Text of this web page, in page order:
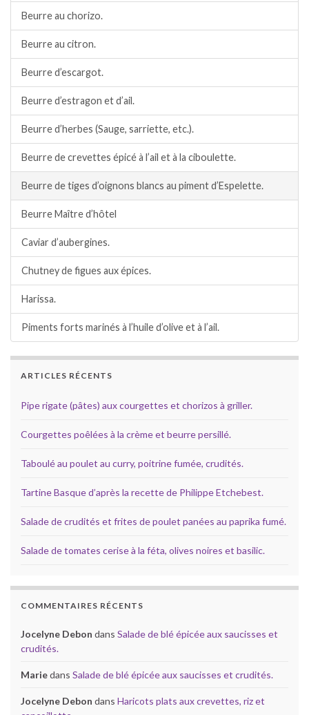
Beurre au chorizo.
Beurre au citron.
Beurre d’escargot.
Beurre d’estragon et d’ail.
Beurre d’herbes (Sauge, sarriette, etc.).
Beurre de crevettes épicé à l’ail et à la ciboulette.
Beurre de tiges d’oignons blancs au piment d’Espelette.
Beurre Maître d’hôtel
Caviar d’aubergines.
Chutney de figues aux épices.
Harissa.
Piments forts marinés à l’huile d’olive et à l’ail.
ARTICLES RÉCENTS
Pipe rigate (pâtes) aux courgettes et chorizos à griller.
Courgettes poêlées à la crème et beurre persillé.
Taboulé au poulet au curry, poitrine fumée, crudités.
Tartine Basque d’après la recette de Philippe Etchebest.
Salade de crudités et frites de poulet panées au paprika fumé.
Salade de tomates cerise à la féta, olives noires et basilic.
COMMENTAIRES RÉCENTS
Jocelyne Debon dans Salade de blé épicée aux saucisses et
crudités.
Mariedans Salade de blé épicée aux saucisses et crudités.
Jocelyne Debon dans Haricots plats aux crevettes, riz et